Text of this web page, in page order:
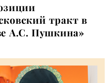
тракт в
А.С. Пушкина»